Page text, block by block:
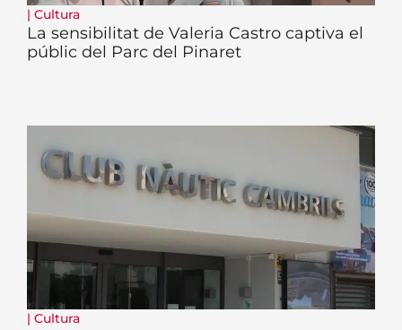
| Cultura
La sensibilitat de Valeria Castro captiva el
públic del Parc del Pinaret
| Cultura